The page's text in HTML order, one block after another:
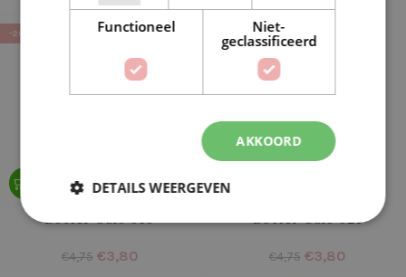
-20%
Botter Oslo 010
€4,75 €3,80
Botter Oslo 021
€4,75 €3,80
Functioneel
Niet-
geclassificeerd
AKKOORD
DETAILS WEERGEVEN